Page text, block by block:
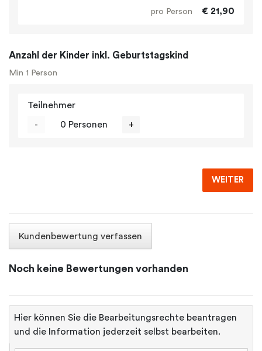
pro Person € 21,90
Anzahl der Kinder inkl. Geburtstagskind
Min 1 Person
Teilnehmer
- 0 Personen +
WEITER
Kundenbewertung verfassen
Noch keine Bewertungen vorhanden
Hier können Sie die Bearbeitungsrechte beantragen
und die Information jederzeit selbst bearbeiten.